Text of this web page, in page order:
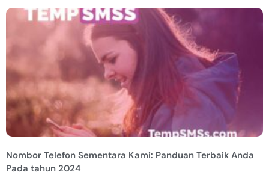
Nombor Telefon Sementara Kami: Panduan Terbaik Anda
Pada tahun 2024